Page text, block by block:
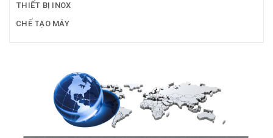
THIẾT BỊ INOX
CHẾ TẠO MÁY